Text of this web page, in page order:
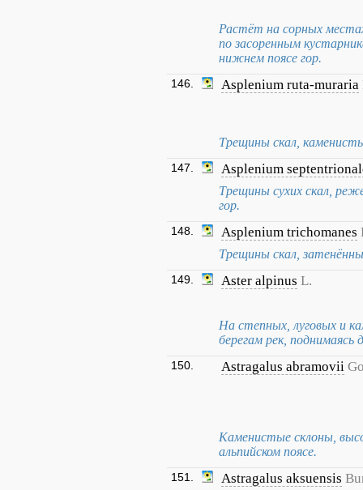
Растёт на сорных
по засоренным
нижнем поясе гор.
146. Asplenium ruta-muraria
Трещины скал,
147. Asplenium
Трещины сухих скал,
гор.
148. Asplenium trichomanes
Трещины скал,
149. Aster alpinus L.
На степных, луговых и
берегам рек, поднимаясь
150. Astragalus abramovii
Каменистые склоны,
альпийском поясе.
151. Astragalus aksuensis